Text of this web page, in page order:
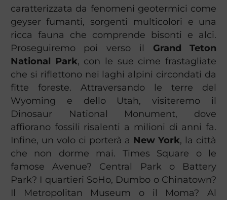
caratterizzata da fenomeni geotermici come
geyser fumanti, sorgenti multicolori e una
ricca fauna che comprende bisonti e alci.
Proseguiremo poi verso il Grand Teton
National Park, con le sue cime frastagliate
che si riflettono nei laghi alpini circondati da
fitte foreste. Attraversando le terre del
Wyoming e dello Utah, visiteremo il
Dinosaur National Monument, dove
affiorano fossili risalenti a milioni di anni fa.
Infine, un volo ci porterà a New York, la città
che non dorme mai. Times Square o le
famose Avenue? Central Park o Battery
Park? I quartieri SoHo, Dumbo o Chinatown?
Il Metropolitan Museum o il Moma? Al